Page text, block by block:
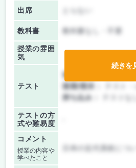
出席
教科書 教科書なし・不要
授業の雰囲
気
テスト
前期/中間：
後期/期末：
持ち込み：
テストの方
式や難易度
コメント
授業の内容や
学べたこと
続きを